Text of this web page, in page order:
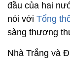
đầu của hai
nói với Tổng
sàng thương
Nhà Trắng và